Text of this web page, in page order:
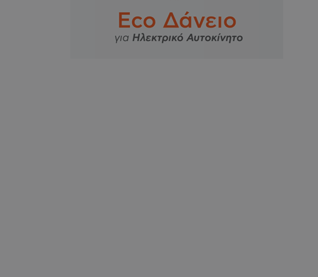
σύμφωνα με τον
των
χρήστης
ιστότοπο και
που μπορεί να
χρήστης πριν
τη
χρήστη και τις